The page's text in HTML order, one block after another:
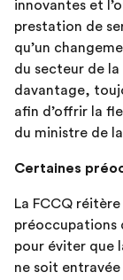
innovantes et
prestation de
qu’un
du secteur de
davantage,
afin d’offrir la
du ministre de
Certaines
La FCCQ
préoccupations
pour éviter que
ne soit